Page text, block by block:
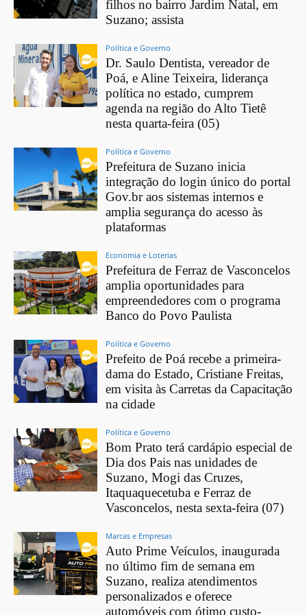
filhos no bairro Jardim Natal, em
Suzano; assista
Política e Governo
Dr. Saulo Dentista, vereador de
Poá, e Aline Teixeira, liderança
política no estado, cumprem
agenda na região do Alto Tietê
nesta quarta-feira (05)
Política e Governo
Prefeitura de Suzano inicia
integração do login único do portal
Gov.br aos sistemas internos e
amplia segurança do acesso às
plataformas
Economia e Loterias
Prefeitura de Ferraz de Vasconcelos
amplia oportunidades para
empreendedores com o programa
Banco do Povo Paulista
Política e Governo
Prefeito de Poá recebe a primeira-
dama do Estado, Cristiane Freitas,
em visita às Carretas da Capacitação
na cidade
Política e Governo
Bom Prato terá cardápio especial de
Dia dos Pais nas unidades de
Suzano, Mogi das Cruzes,
Itaquaquecetuba e Ferraz de
Vasconcelos, nesta sexta-feira (07)
Marcas e Empresas
Auto Prime Veículos, inaugurada
no último fim de semana em
Suzano, realiza atendimentos
personalizados e oferece
automóveis com ótimo custo-